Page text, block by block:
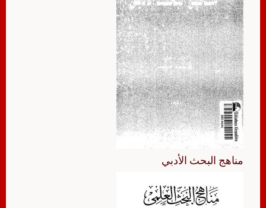
مناهج البحث الأدبي